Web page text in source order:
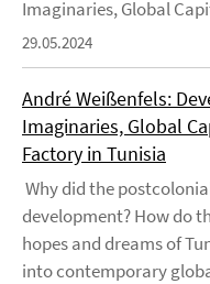
Imaginaries, Global
29.05.2024
André Weißenfels:
Imaginaries, Global
Factory in Tunisia
Why did the
development? How do
hopes and dreams of
into contemporary